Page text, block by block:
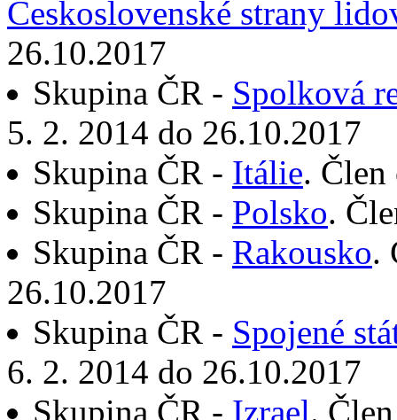
Československé strany
26.10.2017
Skupina ČR - Spolková
5. 2. 2014 do 26.10.2017
Skupina ČR - Itálie. Člen
Skupina ČR - Polsko.
Skupina ČR - Rakousko.
26.10.2017
Skupina ČR - Spojené
6. 2. 2014 do 26.10.2017
Skupina ČR - Izrael.